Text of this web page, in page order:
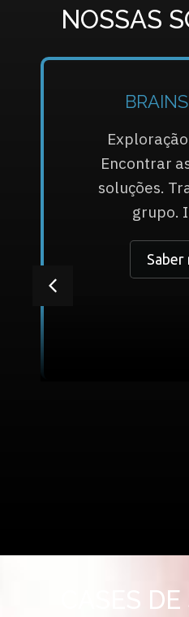
NOSSAS
Encontrar
soluções.
grupo.
Saber
CASES